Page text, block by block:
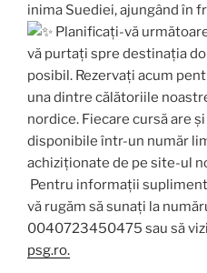
inima Suediei, ajungând în
Planificați-vă
vă purtați spre destinația
posibil. Rezervați acum
una dintre călătoriile
nordice. Fiecare cursă are
disponibile într-un număr
achiziționate de pe site-ul
Pentru informații
vă rugăm să sunați la
0040723450475 sau să
psg.ro.